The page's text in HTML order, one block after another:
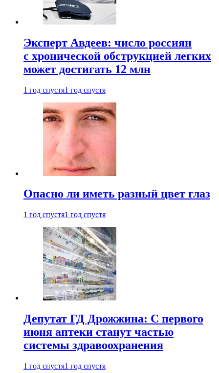
Эксперт Авдеев: число россиян
с хронической обструкцией легких
может достигать 12 млн
1 год спустя1 год спустя
Опасно ли иметь разный цвет глаз
1 год спустя1 год спустя
Депутат ГД Дрожжина: С первого
июня аптеки станут частью
системы здравоохранения
1 год спустя1 год спустя